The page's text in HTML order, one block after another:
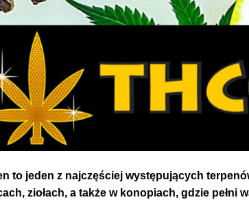
to jeden z najczęściej występujących
ziołach, a także w konopiach, gdzie